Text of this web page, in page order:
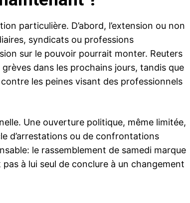
particulière. D’abord, l’extension ou non
syndicats ou professions
sur le pouvoir pourrait monter. Reuters
dans les prochains jours, tandis que
les peines visant des professionnels
Une ouverture politique, même limitée,
d’arrestations ou de confrontations
le rassemblement de samedi marque
à lui seul de conclure à un changement